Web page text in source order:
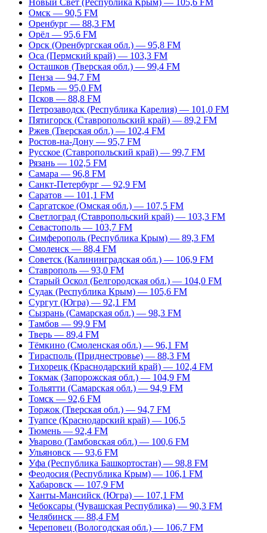
Новый Свет (Республика Крым) — 105,6 FM
Омск — 90,5 FM
Оренбург — 88,3 FM
Орёл — 95,6 FM
Орск (Оренбургская обл.) — 95,8 FM
Оса (Пермский край) — 103,3 FM
Осташков (Тверская обл.) — 99,4 FM
Пенза — 94,7 FM
Пермь — 95,0 FM
Псков — 88,8 FM
Петрозаводск (Республика Карелия) — 101,0 FM
Пятигорск (Ставропольский край) — 89,2 FM
Ржев (Тверская обл.) — 102,4 FM
Ростов-на-Дону — 95,7 FM
Русское (Ставропольский край) — 99,7 FM
Рязань — 102,5 FM
Самара — 96,8 FM
Санкт-Петербург — 92,9 FM
Саратов — 101,1 FM
Саргатское (Омская обл.) — 107,5 FM
Светлоград (Ставропольский край) — 103,3 FM
Севастополь — 103,7 FM
Симферополь (Республика Крым) — 89,3 FM
Смоленск — 88,4 FM
Советск (Калининградская обл.) — 106,9 FM
Ставрополь — 93,0 FM
Старый Оскол (Белгородская обл.) — 104,0 FM
Судак (Республика Крым) — 105,6 FM
Сургут (Югра) — 92,1 FM
Сызрань (Самарская обл.) — 98,3 FM
Тамбов — 99,9 FM
Тверь — 89,4 FM
Тёмкино (Смоленская обл.) — 96,1 FM
Тирасполь (Приднестровье) — 88,3 FM
Тихорецк (Краснодарский край) — 102,4 FM
Токмак (Запорожская обл.) — 104,9 FM
Тольятти (Самарская обл.) — 94,9 FM
Томск — 92,6 FM
Торжок (Тверская обл.) — 94,7 FM
Туапсе (Краснодарский край) — 106,5
Тюмень — 92,4 FM
Уварово (Тамбовская обл.) — 100,6 FM
Ульяновск — 93,6 FM
Уфа (Республика Башкортостан) — 98,8 FM
Феодосия (Республика Крым) — 106,1 FM
Хабаровск — 107,9 FM
Ханты-Мансийск (Югра) — 107,1 FM
Чебоксары (Чувашская Республика) — 90,3 FM
Челябинск — 88,4 FM
Череповец (Вологодская обл.) — 106,7 FM